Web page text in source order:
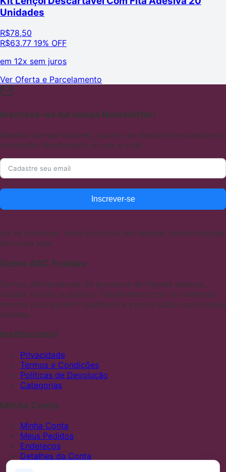
Unidades
R$78,50
R$63,77 19% OFF
em 12x sem juros
Ver Oferta e Parcelamento
Inscreva-se na nossa Newsletter!
Receba ofertas incríveis, cupons de desconto exclusivos e
novidades diretamente no seu e-mail.
Inscrever-se
Ao se inscrever, você concorda em receber comunicações
de nossa loja.
Sobre ABC Fraldas
Somos distribuidores de produtos de higiene pessoal,
fraldas infantis e adultas. Trabalhamos com as melhores
marcas para garantir qualidade e preços justos aos nossos
clientes
Institucional
Privacidade
Termos e Condições
Políticas de Devolução
Categorias
Minha Conta
Minha Conta
Meus Pedidos
Endereços
Detalhes da Conta